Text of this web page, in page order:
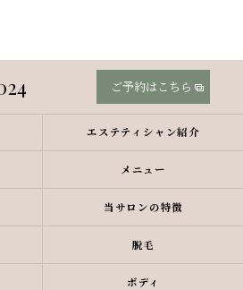
ご予約はこちら
エステティシャン紹介
メニュー
当サロンの特徴
脱毛
ボディ